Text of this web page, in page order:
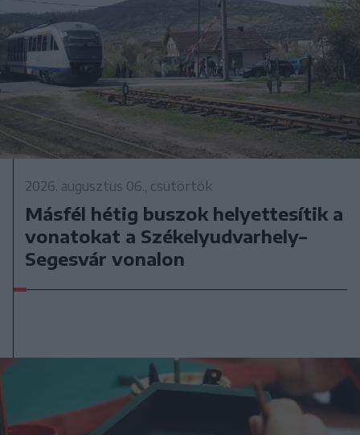
2026. augusztus 06., csütörtök
Másfél hétig buszok helyettesítik a
vonatokat a Székelyudvarhely–
Segesvár vonalon